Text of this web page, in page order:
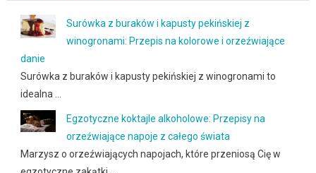
Surówka z buraków i kapusty pekińskiej z
winogronami: Przepis na kolorowe i orzeźwiające
danie
Surówka z buraków i kapusty pekińskiej z winogronami to
idealna …
Egzotyczne koktajle alkoholowe: Przepisy na
orzeźwiające napoje z całego świata
Marzysz o orzeźwiających napojach, które przeniosą Cię w